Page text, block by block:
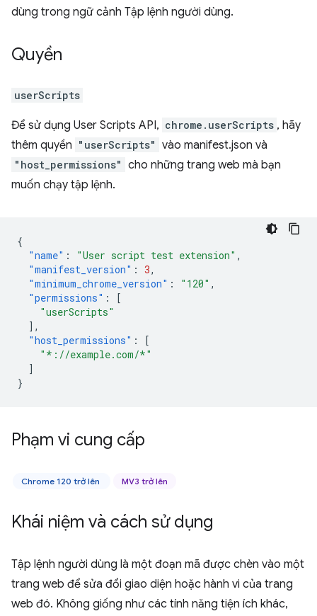
dùng trong ngữ cảnh Tập lệnh người dùng.
Quyền
userScripts
Để sử dụng User Scripts API, chrome.userScripts , hãy
thêm quyền "userScripts" vào manifest.json và
"host_permissions" cho những trang web mà bạn
muốn chạy tập lệnh.
{
"name" : "User script test extension" ,
"manifest_version" : 3,
"minimum_chrome_version" : "120" ,
"permissions" :
[
"userScripts"
],
"host_permissions" :
[
"*://example.com/*"
]
}
Phạm vi cung cấp
Chrome 120 trở lên MV3 trở lên
Khái niệm và cách sử dụng
Tập lệnh người dùng là một đoạn mã được chèn vào một
trang web để sửa đổi giao diện hoặc hành vi của trang
web đó. Không giống như các tính năng tiện ích khác,